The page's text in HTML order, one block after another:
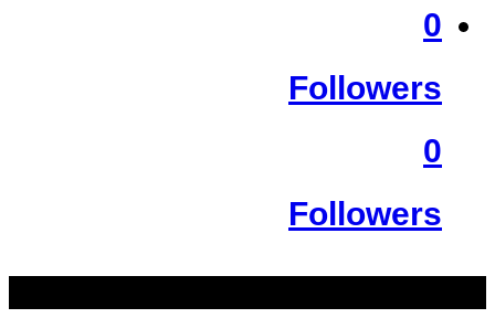
0
Followers
0
Followers